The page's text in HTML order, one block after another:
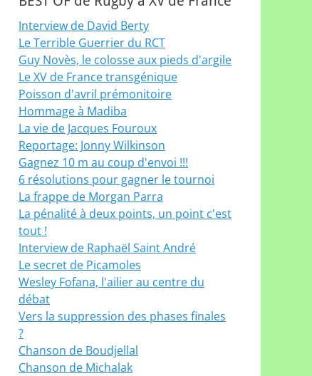
Interview de David Berty
Le Terrible Guerrier du RCT
Guy Novès, le colosse aux pieds d'argile
Le XV de France transgénique
Poisson d'avril prémonitoire
Hommage à Madiba
La vie de Jacques Fouroux
Reportage: Jonny Wilkinson
Gagnez 10 m au coup d'envoi !!!
6 résolutions pour gagner le tournoi
La frappe de Morgan Parra
La pénalité à deux points, un point c'est
tout !
Interview de Raphaël Saint André
Le secret de Picamoles
Wesley Fofana, l'ailier au centre du
débat
Vers la suppression des phases finales
?
Chanson de Boudjellal
Chanson de Michalak